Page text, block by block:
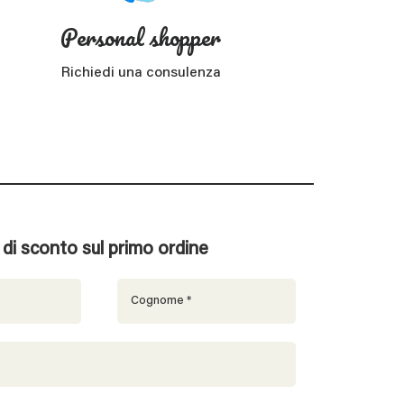
Personal shopper
Richiedi una consulenza
di sconto sul primo ordine